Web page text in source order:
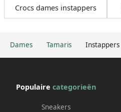
Dames Tamaris Instappers
Crocs dames instappers
Populaire categorieën
Sneakers